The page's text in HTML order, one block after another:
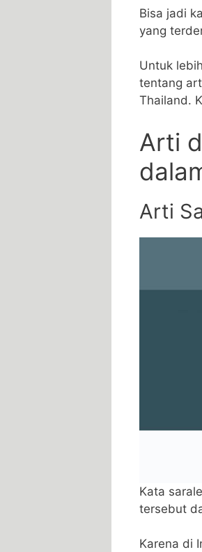
Bisa jadi
yang
Untuk
tentang
Thailand.
Arti
Arti
Kata
tersebut
Karena di